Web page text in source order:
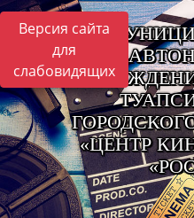
Версия сайта
для
слабовидящих
«ЦЕНТР